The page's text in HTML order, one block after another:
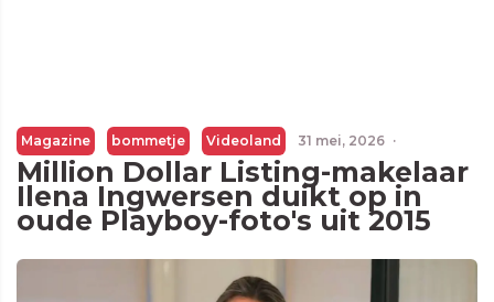
Magazine bommetje Videoland 31 mei, 2026 ·
Million Dollar Listing-makelaar
Ilena Ingwersen duikt op in
oude Playboy-foto's uit 2015